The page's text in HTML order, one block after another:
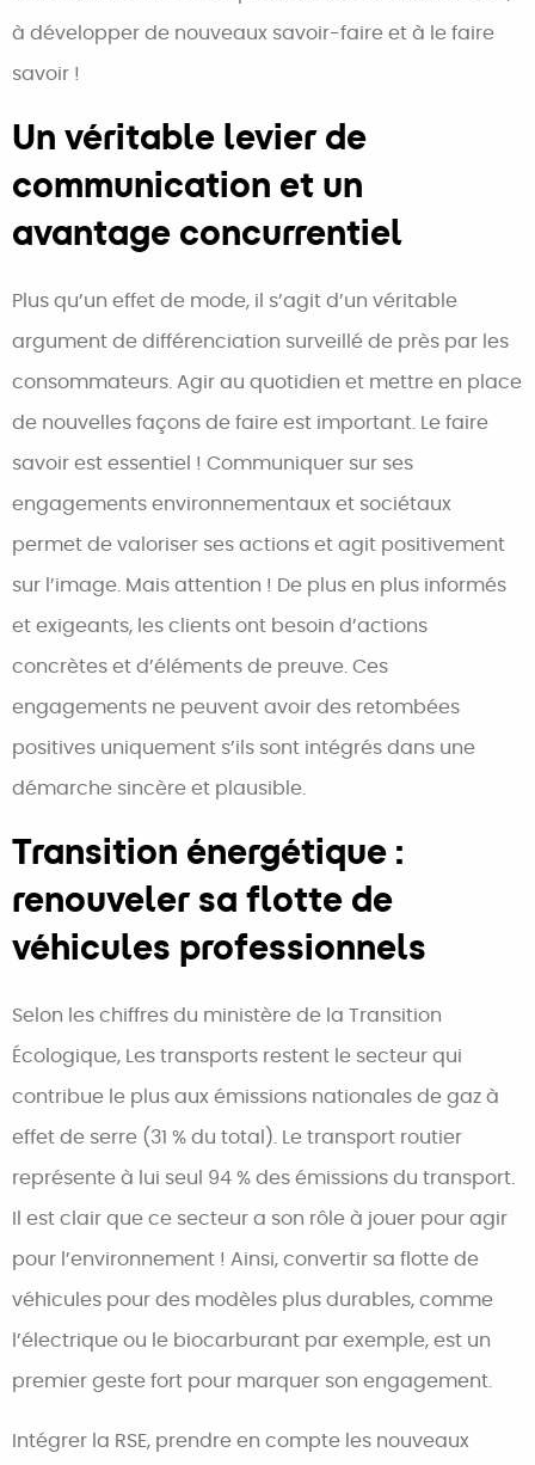
à développer de nouveaux savoir-faire et à le faire
savoir !
Un véritable levier de
communication et un
avantage concurrentiel
Plus qu’un effet de mode, il s’agit d’un véritable
argument de différenciation surveillé de près par les
consommateurs. Agir au quotidien et mettre en place
de nouvelles façons de faire est important. Le faire
savoir est essentiel ! Communiquer sur ses
engagements environnementaux et sociétaux
permet de valoriser ses actions et agit positivement
sur l’image. Mais attention ! De plus en plus informés
et exigeants, les clients ont besoin d’actions
concrètes et d’éléments de preuve. Ces
engagements ne peuvent avoir des retombées
positives uniquement s’ils sont intégrés dans une
démarche sincère et plausible.
Transition énergétique :
renouveler sa flotte de
véhicules professionnels
Selon les chiffres du ministère de la Transition
Écologique, Les transports restent le secteur qui
contribue le plus aux émissions nationales de gaz à
effet de serre (31 % du total). Le transport routier
représente à lui seul 94 % des émissions du transport.
Il est clair que ce secteur a son rôle à jouer pour agir
pour l’environnement ! Ainsi, convertir sa flotte de
véhicules pour des modèles plus durables, comme
l’électrique ou le biocarburant par exemple, est un
premier geste fort pour marquer son engagement.
Intégrer la RSE, prendre en compte les nouveaux